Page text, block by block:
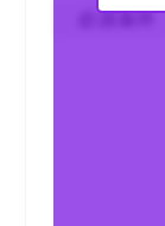
必須条件